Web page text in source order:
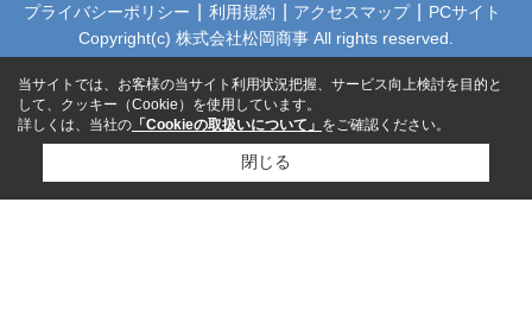
プライバシーポリシー 利用規約 アクセスマップ
PCサイト
Copyright(c) 株式会社松岡商事 All rights reserved.
当サイトでは、お客様の当サイト利用状況把握、サービス向上検討を目的と
して、クッキー（Cookie）を使用しています。
詳しくは、当社の 「Cookieの取扱いについて」 をご確認ください。
閉じる